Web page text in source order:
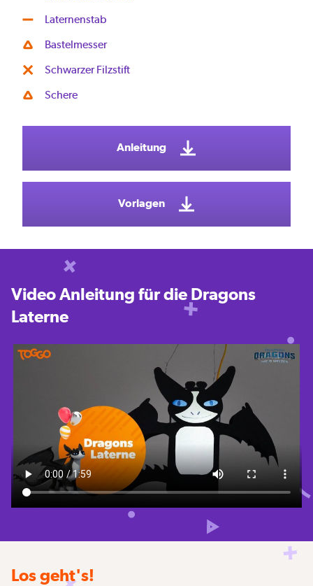
Laternenstab
Bastelmesser
Schwarzer Filzstift
Schere
Anleitung
Vorlagen
Video Anleitung für die Dragons
Laterne
Los geht's!